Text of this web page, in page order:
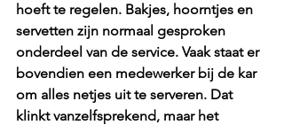
hoeft te regelen. Bakjes, hoorntjes en
servetten zijn normaal gesproken
onderdeel van de service. Vaak staat er
bovendien een medewerker bij de kar
om alles netjes uit te serveren. Dat
klinkt vanzelfsprekend, maar het